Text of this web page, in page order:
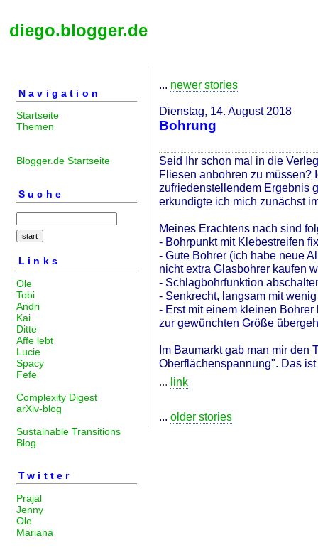
diego.blogger.de
Navigation
Startseite
Themen
Blogger.de Startseite
Suche
Links
Ole
Tobi
Andri
Kai
Ditte
Affe lebt
Lucie
Spacy
Fefe
Complexity Digest
arXiv-blog
Sustainable Transitions
Blog
Twitter
Prajal
Jenny
Ole
Mariana
... newer stories
Dienstag, 14. August 2018
Bohrung
Seid Ihr schon mal in die
Fliesen anbohren zu müssen?
zufriedenstellendem Ergebnis
erkundigte ich mich zunächst
Meines Erachtens nach sind
- Bohrpunkt mit Klebestreifen
- Gute Bohrer (ich habe neue
nicht extra Glasbohrer kaufen
- Schlagbohrfunktion
- Senkrecht, langsam mit
- Erst mit einem kleinen
zur gewünchten Größe
Im Baumarkt gab man mir den
Oberflächenspannung". Das
... link
... older stories